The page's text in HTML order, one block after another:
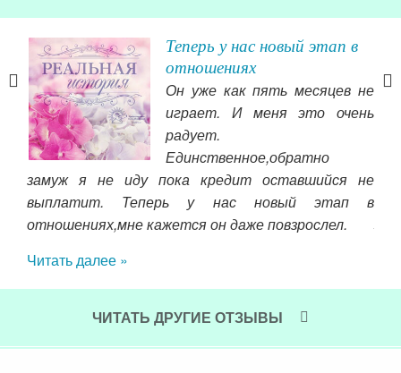
я
Теперь у нас новый этап в
отношениях
Он уже как пять месяцев не
играет. И меня это очень
радует.
Единственное,обратно
замуж я не иду пока кредит оставшийся не
выплатит. Теперь у нас новый этап в
отношениях,мне кажется он даже повзрослел.
Читать далее »
ЧИТАТЬ ДРУГИЕ ОТЗЫВЫ